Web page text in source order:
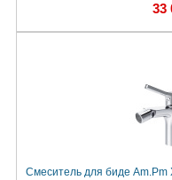
33
Смеситель для биде Am.Pm